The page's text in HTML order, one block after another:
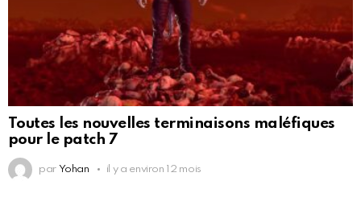
Toutes les nouvelles terminaisons maléfiques
pour le patch 7
par Yohan il y a environ 12 mois